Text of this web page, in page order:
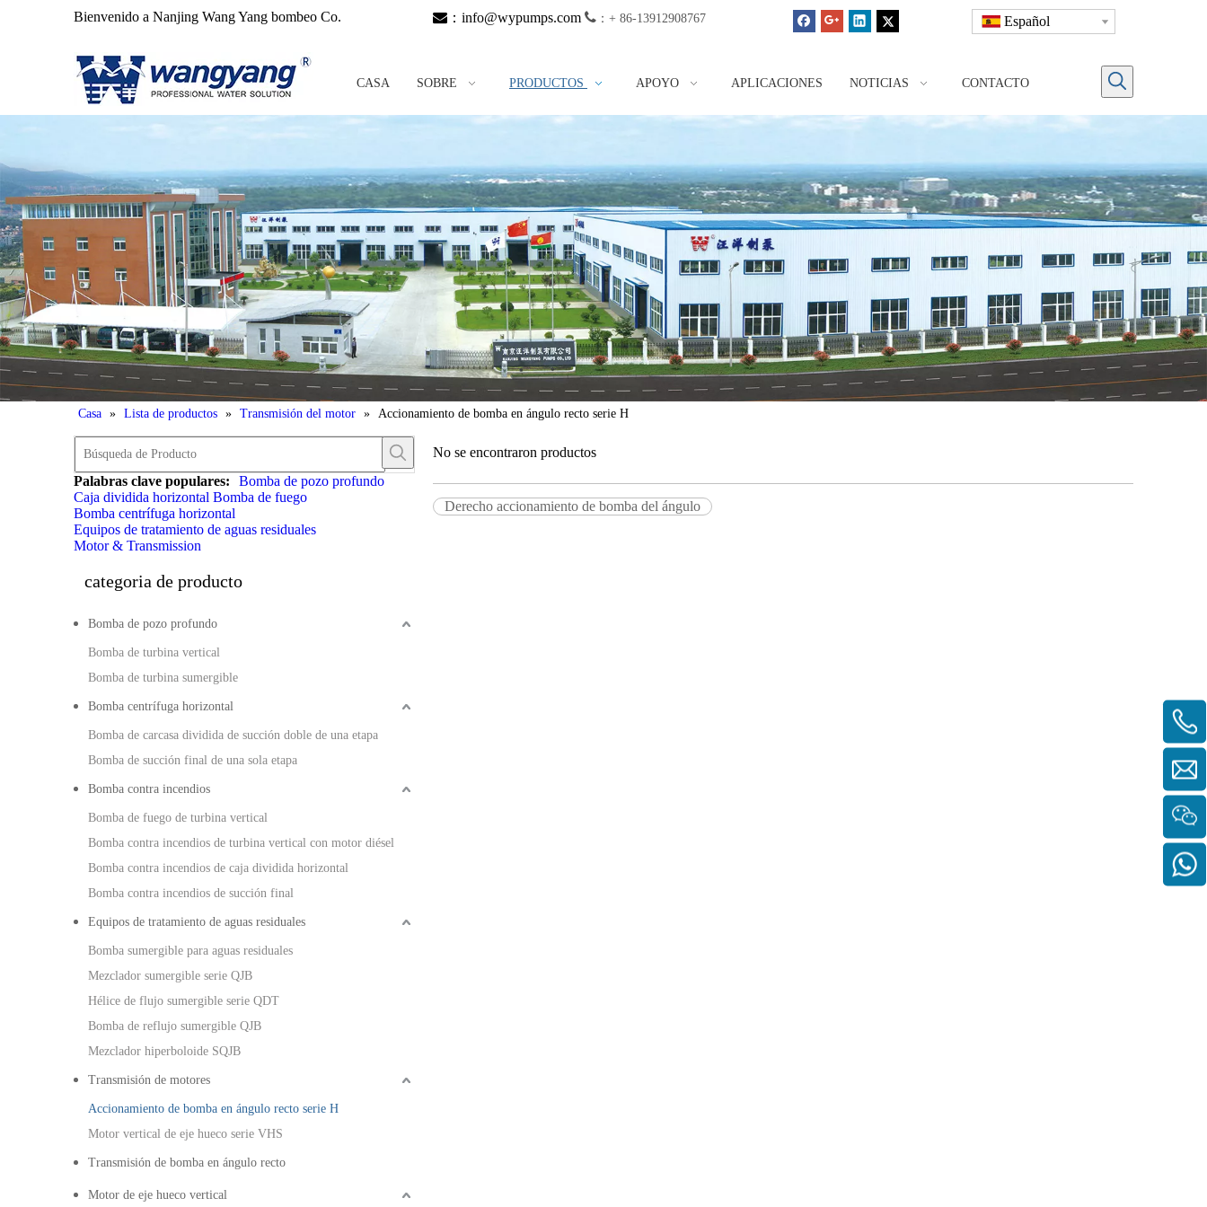
Bienvenido a Nanjing Wang Yang bombeo Co.  ： info@wypumps.com  ： + 86-13912908767 Español
CASA SOBRE PRODUCTOS APOYO APLICACIONES NOTICIAS CONTACTO
Casa » Lista de productos » Transmisión del motor » Accionamiento de bomba en ángulo recto serie H
Palabras clave populares:
Bomba de pozo profundo
Caja dividida horizontal Bomba de fuego
Bomba centrífuga horizontal
Equipos de tratamiento de aguas residuales
Motor & Transmission
categoria de producto
Bomba de pozo profundo
Bomba de turbina vertical
Bomba de turbina sumergible
Bomba centrífuga horizontal
Bomba de carcasa dividida de succión doble de una etapa
Bomba de succión final de una sola etapa
Bomba contra incendios
Bomba de fuego de turbina vertical
Bomba contra incendios de turbina vertical con motor diésel
Bomba contra incendios de caja dividida horizontal
Bomba contra incendios de succión final
Equipos de tratamiento de aguas residuales
Bomba sumergible para aguas residuales
Mezclador sumergible serie QJB
Hélice de flujo sumergible serie QDT
Bomba de reflujo sumergible QJB
Mezclador hiperboloide SQJB
Transmisión de motores
Accionamiento de bomba en ángulo recto serie H
Motor vertical de eje hueco serie VHS
Transmisión de bomba en ángulo recto
Motor de eje hueco vertical
No se encontraron productos
Derecho accionamiento de bomba del ángulo